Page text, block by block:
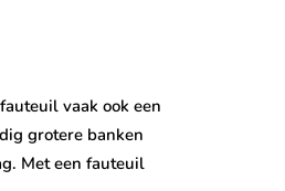
vaak ook een
grotere banken
Met een fauteuil